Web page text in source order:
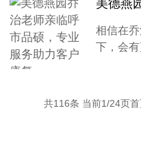
相信在
下，会有
共116条 当前1/24页